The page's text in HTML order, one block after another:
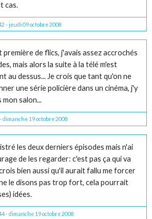
cas.
-jeudi 09 octobre 2008
première de flics, j'avais assez accrochés
mais alors la suite à la télé m'est
au dessus... Je crois que tant qu'on ne
une série policière dans un cinéma, j'y
mon salon...
-dimanche 19 octobre 2008
les deux derniers épisodes mais n'ai
de les regarder: c'est pas ça qui va
bien aussi qu'il aurait fallu me forcer
le disons pas trop fort, cela pourrait
idées.
-dimanche 19 octobre 2008